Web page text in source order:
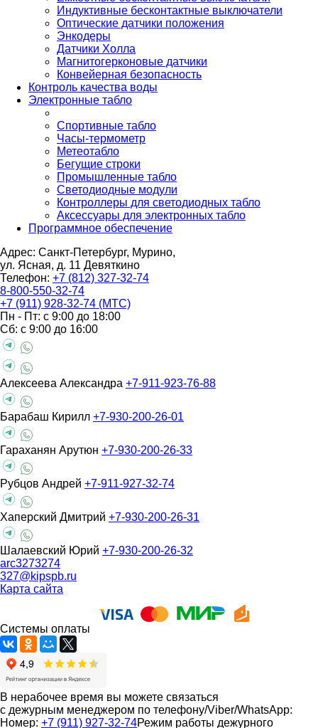
Индуктивные бесконтактные выключатели
Оптические датчики положения
Энкодеры
Датчики Холла
Магнитогерконовые датчики
Конвейерная безопасность
Контроль качества воды
Электронные табло
Спортивные табло
Часы-термометр
Метеотабло
Бегущие строки
Промышленные табло
Светодиодные модули
Контроллеры для светодиодных табло
Аксессуары для электронных табло
Программное обеспечение
Адрес: Санкт-Петербург, Мурино,
ул. Ясная, д. 11 Девяткино
Телефон: +7 (812) 327-32-74
8-800-550-32-74
+7 (911) 928-32-74 (МТС)
Пн - Пт: с 9:00 до 18:00
Сб: с 9:00 до 16:00
Алексеева Александра +7-911-923-76-88
Барабаш Кирилл +7-930-200-26-01
Гараханян Арутюн +7-930-200-26-33
Рубцов Андрей +7-911-927-32-74
Хаперский Дмитрий +7-930-200-26-31
Шалаевский Юрий +7-930-200-26-32
arc3273274
327@kipspb.ru
Карта сайта
Системы оплаты
В нерабочее время вы можете связаться
с дежурным менеджером по телефону/Viber/WhatsApp:
Номер: +7 (911) 927-32-74Режим работы дежурного